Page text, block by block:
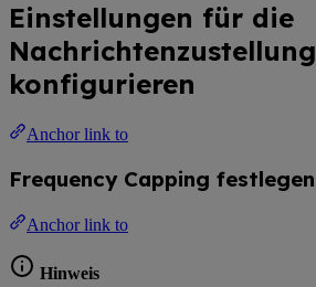
Einstellungen für die
Nachrichtenzustellung
konfigurieren
Anchor link to
Frequency Capping festlegen
Anchor link to
Hinweis